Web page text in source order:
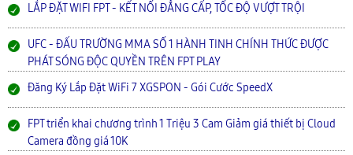
LẮP ĐẶT WIFI FPT - KẾT NỐI ĐẲNG CẤP, TỐC ĐỘ VƯỢT TRỘI
UFC - ĐẤU TRƯỜNG MMA SỐ 1 HÀNH TINH CHÍNH THỨC ĐƯỢC
PHÁT SÓNG ĐỘC QUYỀN TRÊN FPT PLAY
Đăng Ký Lắp Đặt WiFi 7 XGSPON - Gói Cước SpeedX
FPT triển khai chương trình 1 Triệu 3 Cam Giảm giá thiết bị Cloud
Camera đồng giá 10K